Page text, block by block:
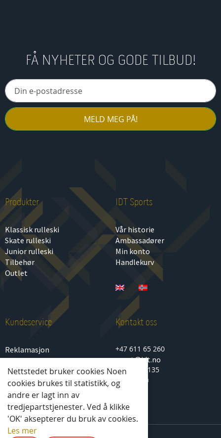
FÅ NYHETER OG GODE TILBUD!
MELD MEG PÅ!
Produkter
Klassisk rulleski
Skate rulleski
Junior rulleski
Tilbehør
Outlet
IDT Sports
Vår historie
Ambassadører
Min konto
Handlekurv
Kundeservice
Reklamasjon
Personvern
Kjøp- og salgsbetingelser
Kontakt oss
+47 611 65 260
sport@idt.no
Lenagata 135
2850 Lena
Nettstedet bruker cookies Noen
cookies brukes til statistikk, og
andre er lagt inn av
tredjepartstjenester. Ved å klikke
'OK' aksepterer du bruk av cookies.
Les mer